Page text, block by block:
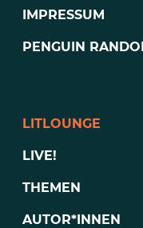
IMPRESSUM
PENGUIN
LITLOUNGE
LIVE!
THEMEN
AUTOR*INNEN